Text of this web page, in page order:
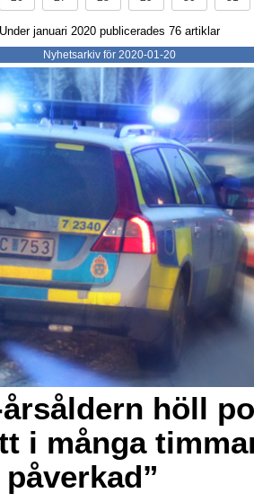
Under januari 2020 publicerades 76 artiklar
Nyhetsarkiv för 2020-01-20
årsåldern höll
i många